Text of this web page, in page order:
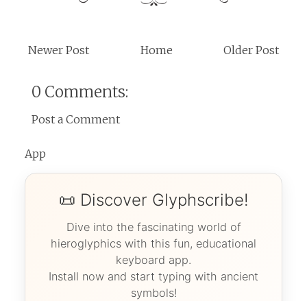
Newer Post Older Post
Home
0 Comments:
Post a Comment
App
📜 Discover Glyphscribe!
Dive into the fascinating world of
hieroglyphics with this fun, educational
keyboard app.
Install now and start typing with ancient
symbols!